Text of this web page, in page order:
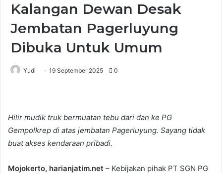
Kalangan Dewan Desak
Jembatan Pagerluyung
Dibuka Untuk Umum
Yudi 19 September 2025 0
Hilir mudik truk bermuatan tebu dari dan ke PG
Gempolkrep di atas jembatan Pagerluyung. Sayang tidak
buat akses kendaraan pribadi.
Mojokerto, harianjatim.net – Kebijakan pihak PT SGN PG